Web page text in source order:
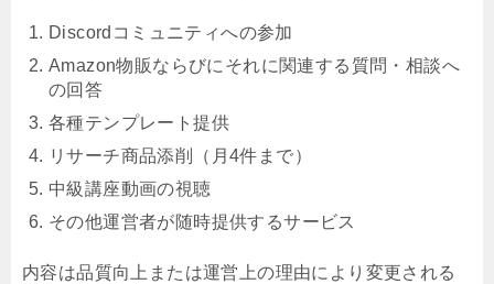
Discordコミュニティへの参加
Amazon物販ならびにそれに関連する質問・相談へ
の回答
各種テンプレート提供
リサーチ商品添削（月4件まで）
中級講座動画の視聴
その他運営者が随時提供するサービス
内容は品質向上または運営上の理由により変更される